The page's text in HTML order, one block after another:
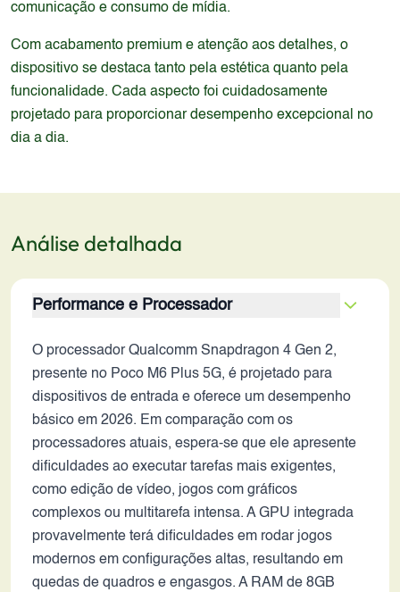
comunicação e consumo de mídia.
Com acabamento premium e atenção aos detalhes, o
dispositivo se destaca tanto pela estética quanto pela
funcionalidade. Cada aspecto foi cuidadosamente
projetado para proporcionar desempenho excepcional no
dia a dia.
Análise detalhada
Performance e Processador
O processador Qualcomm Snapdragon 4 Gen 2,
presente no Poco M6 Plus 5G, é projetado para
dispositivos de entrada e oferece um desempenho
básico em 2026. Em comparação com os
processadores atuais, espera-se que ele apresente
dificuldades ao executar tarefas mais exigentes,
como edição de vídeo, jogos com gráficos
complexos ou multitarefa intensa. A GPU integrada
provavelmente terá dificuldades em rodar jogos
modernos em configurações altas, resultando em
quedas de quadros e engasgos. A RAM de 8GB